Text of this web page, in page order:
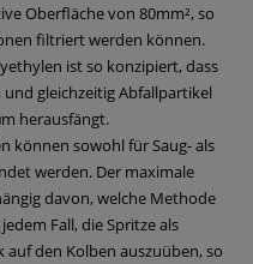
Oberfläche von 80mm², so
filtriert werden können.
ist so konzipiert, dass
gleichzeitig Abfallpartikel
herausfängt.
können sowohl für Saug- als
werden. Der maximale
davon, welche Methode
Fall, die Spritze als
auf den Kolben auszuüben, so